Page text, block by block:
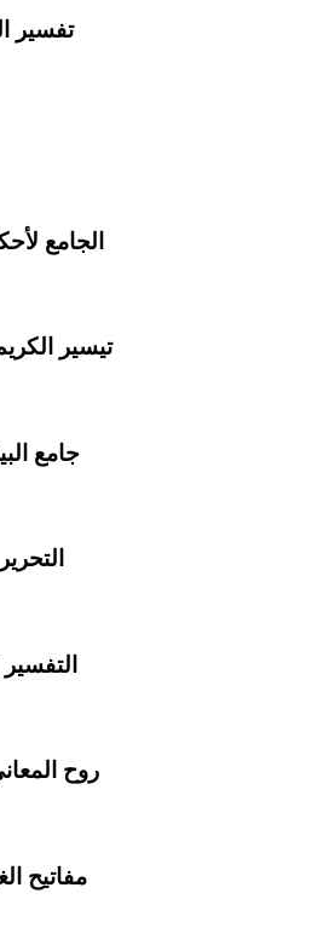
تفسير
الجامع
تيسير
جامع
روح
مفاتيح